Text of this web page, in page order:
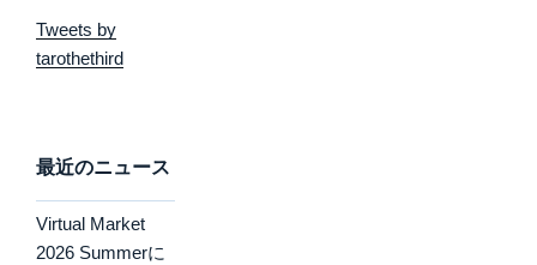
Tweets by
tarothethird
最近のニュース
Virtual Market
2026 Summerに